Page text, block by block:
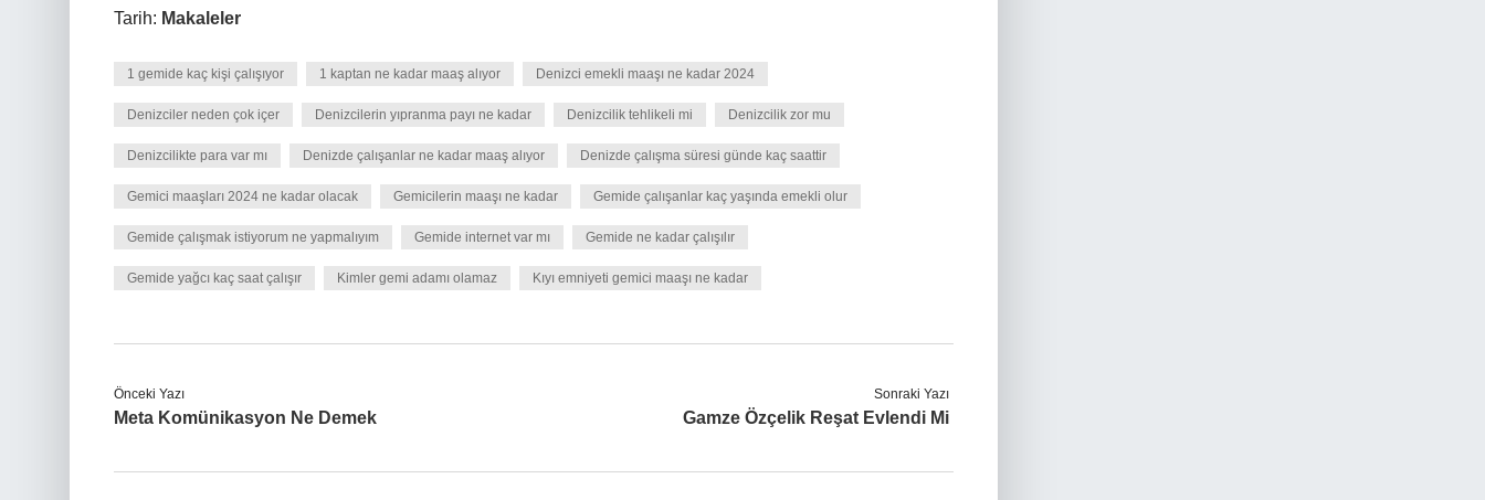
Tarih: Makaleler
1 gemide kaç kişi çalışıyor 1 kaptan ne kadar maaş alıyor Denizci emekli maaşı ne kadar 2024
Denizciler neden çok içer Denizcilerin yıpranma payı ne kadar Denizcilik tehlikeli mi Denizcilik zor mu
Denizcilikte para var mı Denizde çalışanlar ne kadar maaş alıyor Denizde çalışma süresi günde kaç saattir
Gemici maaşları 2024 ne kadar olacak Gemicilerin maaşı ne kadar Gemide çalışanlar kaç yaşında emekli olur
Gemide çalışmak istiyorum ne yapmalıyım Gemide internet var mı Gemide ne kadar çalışılır
Gemide yağcı kaç saat çalışır Kimler gemi adamı olamaz Kıyı emniyeti gemici maaşı ne kadar
Önceki Yazı
Meta Komünikasyon Ne Demek
Sonraki Yazı
Gamze Özçelik Reşat Evlendi Mi